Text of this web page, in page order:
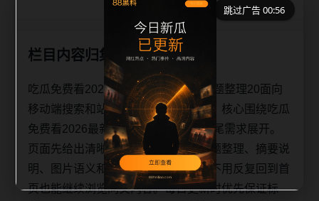
栏目内容归集
吃瓜免费看2026最新明星事件相关问题整理20面向
移动端搜索和站内连续阅读场景整理，核心围绕吃瓜
免费看2026最新、明星事件和相关长尾需求展开。
页面先给出清晰主题，再补充相关问题整理、摘要说
明、图片语义和可点击入口，让用户不用反复回到首
页也能继续浏览同类内容。每日更新时优先保证标
跳过广告 00:56